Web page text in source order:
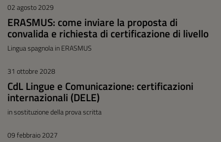
02 agosto 2029
ERASMUS: come inviare la proposta di
convalida e richiesta di certificazione di livello
Lingua spagnola in ERASMUS
31 ottobre 2028
CdL Lingue e Comunicazione: certificazioni
internazionali (DELE)
in sostituzione della prova scritta
09 febbraio 2027